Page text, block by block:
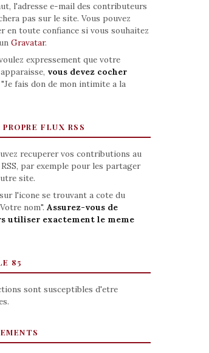
l'adresse e-mail des contributeurs
pas sur le site. Vous pouvez
en toute confiance si vous souhaitez
Gravatar.
expressement que votre
vous devez cocher
fais don de mon intimite a la
FLUX RSS
recuperer vos contributions au
par exemple pour les partager
site.
l'icone se trouvant a cote du
nom". Assurez-vous de
utiliser exactement le meme
85
sont susceptibles d'etre